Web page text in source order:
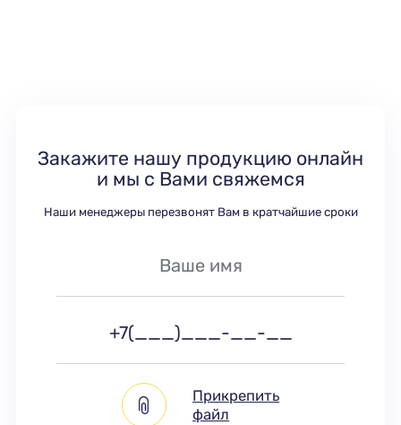
Закажите нашу продукцию онлайн
и мы с Вами свяжемся
Наши менеджеры перезвонят Вам в кратчайшие сроки
Прикрепить
файл